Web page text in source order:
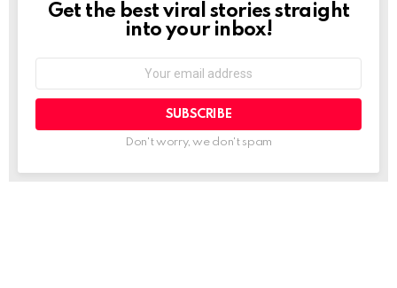
NEWSLETTER
Get the best viral stories straight
into your inbox!
Don't worry, we don't spam